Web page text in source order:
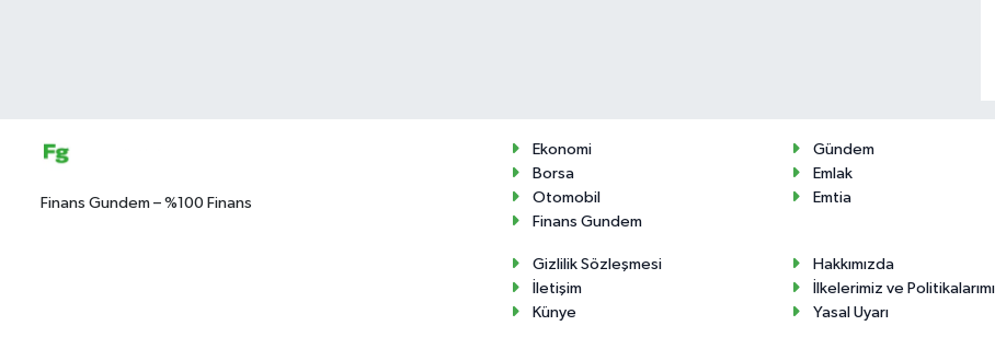
Finans Gundem – %100 Finans
Ekonomi
Gündem
Borsa
Emlak
Otomobil
Emtia
Finans Gundem
Gizlilik Sözleşmesi
Hakkımızda
İletişim
İlkelerimiz ve
Künye
Yasal Uyarı